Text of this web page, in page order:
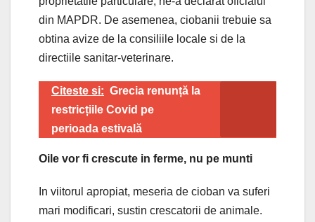
din MAPDR. De asemenea, ciobanii trebuie sa
obtina avize de la consiliile locale si de la
directiile sanitar-veterinare.
Citeste si: Grecia renunță la
restricțiile Covid pe
perioada estivală
Oile vor fi crescute in ferme, nu pe munti
In viitorul apropiat, meseria de cioban va suferi
mari modificari, sustin crescatorii de animale.